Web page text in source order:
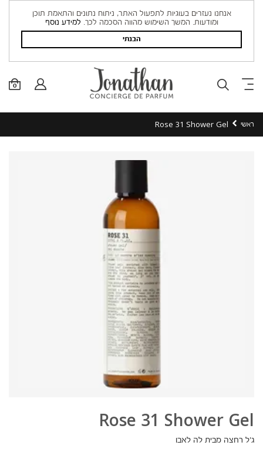
0
ראשי Rose 31 Shower Gel
Rose 31 Shower Gel
ג'ל רחצה מבית לה לאבו
אנחנו נעזרים בעוגיות לתפעול האתר, ניתוח נתונים והתאמת תוכן
ומודעות. המשך השימוש מהווה הסכמה לכך. למידע נוסף
הבנתי